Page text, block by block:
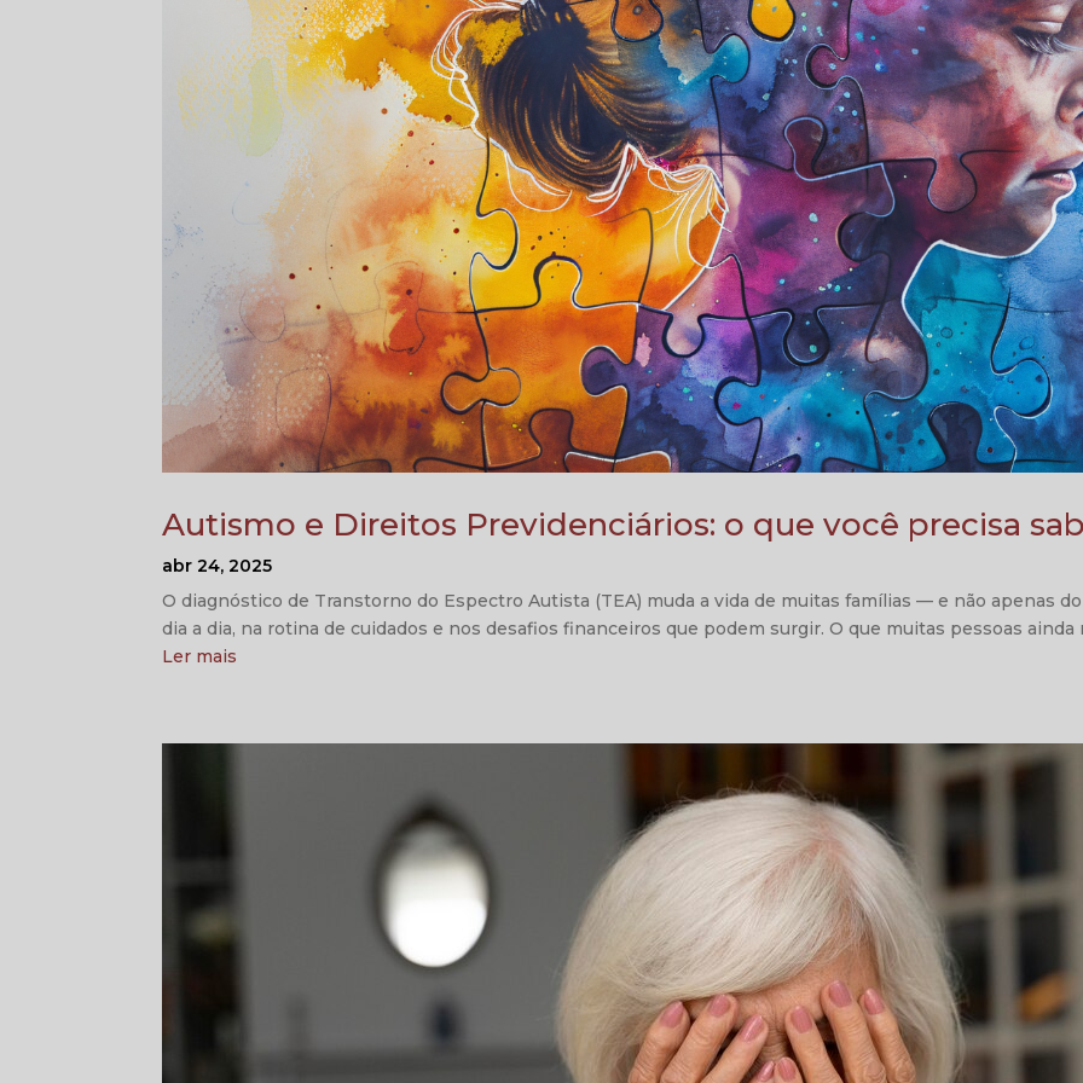
Autismo e Direitos Previdenciários: o que você precisa
abr 24, 2025
O diagnóstico de Transtorno do Espectro Autista (TEA) muda a vida de muitas famílias — e não apenas
dia a dia, na rotina de cuidados e nos desafios financeiros que podem surgir. O que muitas pessoas ainda
Ler mais